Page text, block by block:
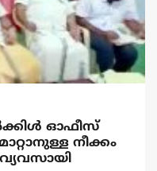
ഓഫീസ്
നീക്കം